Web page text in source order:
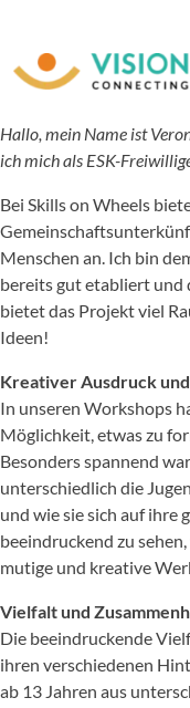
Hallo, mein Name ist
ich mich als ESK-
Bei Skills on Wheels
Menschen an. Ich bin
bereits gut etabliert und
bietet das Projekt viel
Ideen!
Kreativer Ausdruck
In unseren Workshops
Möglichkeit, etwas zu
Besonders spannend
unterschiedlich die
und wie sie sich auf ihre
beeindruckend zu
mutige und kreative
Vielfalt und
Die beeindruckende
ihren verschiedenen
ab 13 Jahren aus